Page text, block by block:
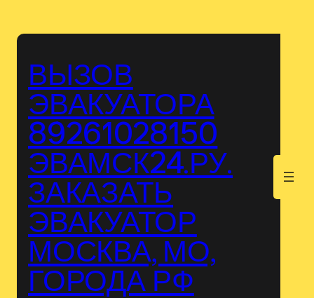
ВЫЗОВ
ЭВАКУАТОРА
89261028150
ЭВАМСК24.РУ.
ЗАКАЗАТЬ
ЭВАКУАТОР
МОСКВА, МО,
ГОРОДА РФ